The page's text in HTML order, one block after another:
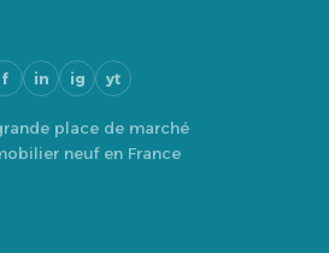
f in ig yt
place de marché
neuf en France